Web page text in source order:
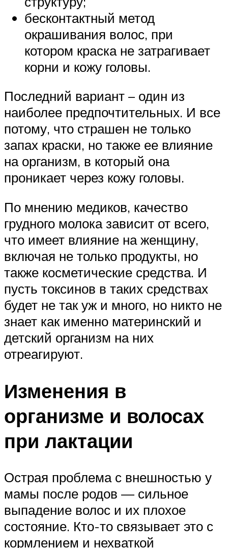
бесконтактный метод
окрашивания волос, при
котором краска не затрагивает
корни и кожу головы.
Последний вариант – один из
наиболее предпочтительных. И все
потому, что страшен не только
запах краски, но также ее влияние
на организм, в который она
проникает через кожу головы.
По мнению медиков, качество
грудного молока зависит от всего,
что имеет влияние на женщину,
включая не только продукты, но
также косметические средства. И
пусть токсинов в таких средствах
будет не так уж и много, но никто не
знает как именно материнский и
детский организм на них
отреагируют.
Изменения в
организме и волосах
при лактации
Острая проблема с внешностью у
мамы после родов — сильное
выпадение волос и их плохое
состояние. Кто-то связывает это с
кормлением и нехваткой